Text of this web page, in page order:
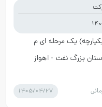
یک مرحله ای م
1405/04/27